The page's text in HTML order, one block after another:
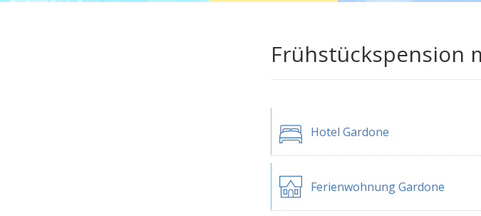
Frühstückspension
Hotel Gardone
Ferienwohnung Gardone